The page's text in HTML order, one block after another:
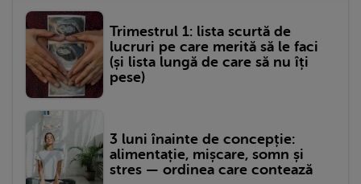
Trimestrul 1: lista scurtă de
lucruri pe care merită să le faci
(și lista lungă de care să nu îți
pese)
3 luni înainte de concepție:
alimentație, mișcare, somn și
stres — ordinea care contează